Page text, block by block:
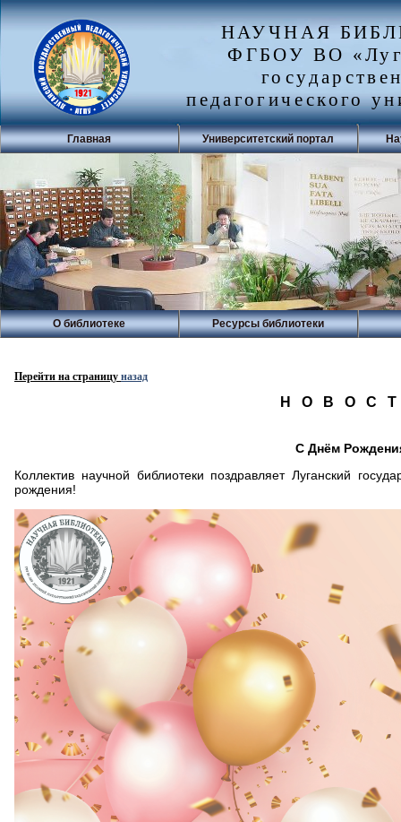
НАУЧНАЯ
ФГБОУ ВО
педагогического
Главная Университетский портал
О библиотеке Ресурсы библиотеки
Перейти на страницу назад
Н О В О С
С Днём
Коллектив научной библиотеки поздравляет Луганский
рождения!